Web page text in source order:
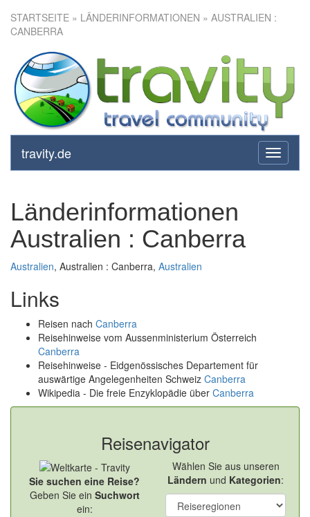
STARTSEITE » LÄNDERINFORMATIONEN » AUSTRALIEN :
CANBERRA
toggle
travity.de
Länderinformationen
Australien : Canberra
Australien, Australien : Canberra, Australien
Links
Reisen nach Canberra
Reisehinweise vom Aussenministerium Österreich
Canberra
Reisehinweise - Eidgenössisches Departement für
auswärtige Angelegenheiten Schweiz Canberra
Wikipedia - Die freie Enzyklopädie über Canberra
Reisenavigator
Sie suchen eine Reise?
Geben Sie ein Suchwort
ein:
Wählen Sie aus unseren
Ländern und Kategorien: